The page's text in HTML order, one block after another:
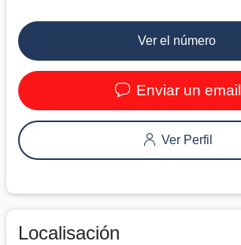
Ver el número
Enviar un email
Ver Perfil
Localisación